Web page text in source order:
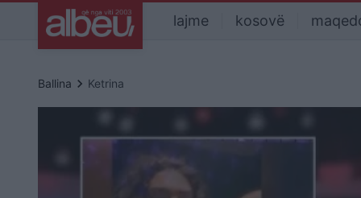
lajme kosovë
Ballina keyboard_arrow_right Ketrina